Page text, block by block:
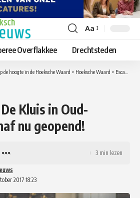
Lettergrootte
aanpassen
Aa
Overflakkee Drechtsteden
de hoogte in de Hoeksche Waard > Hoeksche Waard > Escape Room De Kluis in Oud-Beijerland vanaf nu geopend!
Kluis in Oud-
nu geopend!
2017 18:23
3 min lezen